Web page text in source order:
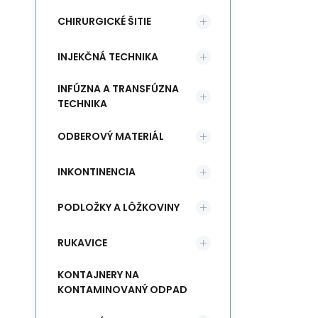
CHIRURGICKÉ ŠITIE
INJEKČNÁ TECHNIKA
INFÚZNA A TRANSFÚZNA
TECHNIKA
ODBEROVÝ MATERIÁL
INKONTINENCIA
PODLOŽKY A LÔŽKOVINY
RUKAVICE
KONTAJNERY NA
KONTAMINOVANÝ ODPAD